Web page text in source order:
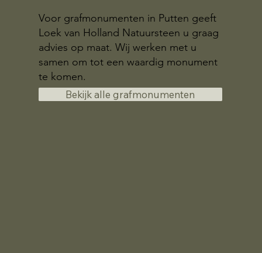
Voor grafmonumenten in Putten geeft
Loek van Holland Natuursteen u graag
advies op maat. Wij werken met u
samen om tot een waardig monument
te komen.
Bekijk alle grafmonumenten